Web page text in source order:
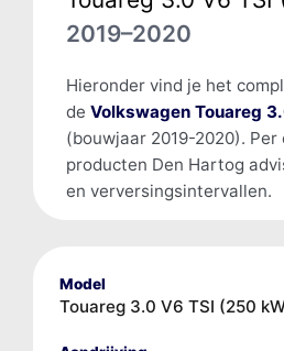
2019–2020
Hieronder vind je het
de Volkswagen Touareg
(bouwjaar 2019-2020).
producten Den Hartog
en verversingsintervallen.
Model
Touareg 3.0 V6 TSI (250